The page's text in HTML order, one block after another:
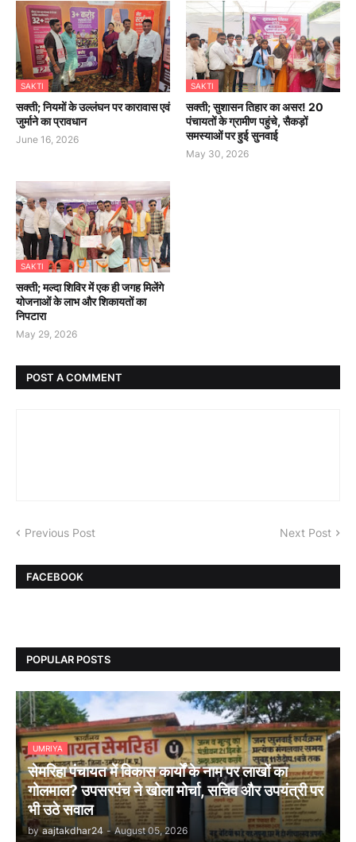
SAKTI
सक्ती; नियमों के उल्लंघन पर कारावास एवं
जुर्माने का प्रावधान
June 16, 2026
SAKTI
सक्ती; सुशासन तिहार का असर! 20
पंचायतों के ग्रामीण पहुंचे, सैकड़ों
समस्याओं पर हुई सुनवाई
May 30, 2026
SAKTI
सक्ती; मल्दा शिविर में एक ही जगह मिलेंगे
योजनाओं के लाभ और शिकायतों का
निपटारा
May 29, 2026
POST A COMMENT
Previous Post Next Post
FACEBOOK
POPULAR POSTS
UMRIYA
सेमरिहा पंचायत में विकास कार्यों के नाम पर लाखों का
गोलमाल? उपसरपंच ने खोला मोर्चा, सचिव और उपयंत्री पर
भी उठे सवाल
by aajtakdhar24 - August 05, 2026